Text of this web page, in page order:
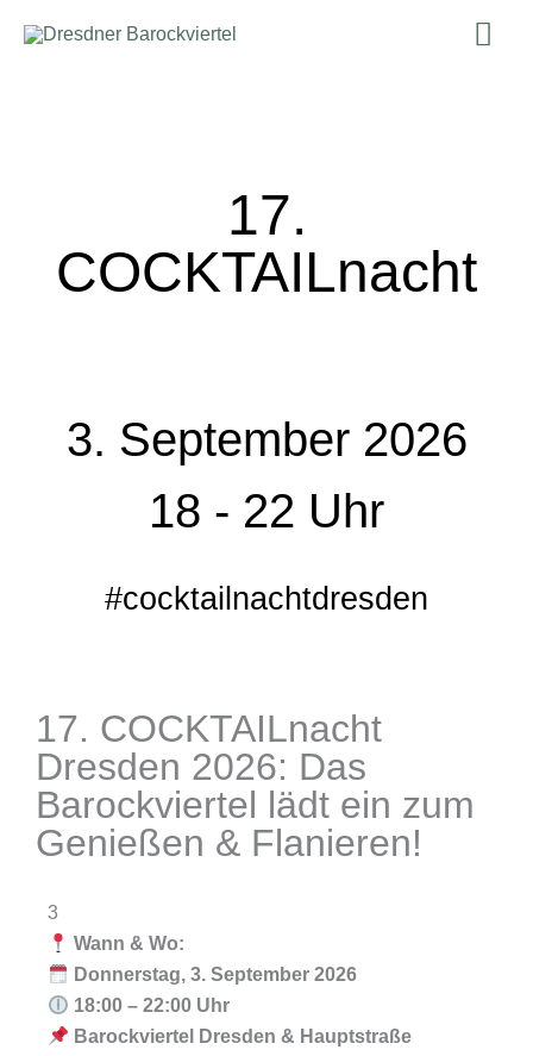
Inhalt
17.
COCKTAILnacht
3. September 2026
18 - 22 Uhr
#cocktailnachtdresden
17. COCKTAILnacht
Dresden 2026: Das
Barockviertel lädt ein zum
Genießen & Flanieren!
3
Wann & Wo:
Donnerstag, 3. September 2026
18:00 – 22:00 Uhr
Barockviertel Dresden & Hauptstraße